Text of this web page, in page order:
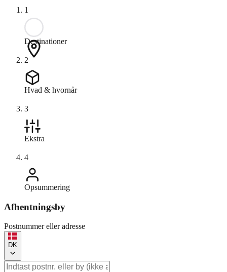
1
Destinationer
2
Hvad & hvornår
3
Ekstra
4
Opsummering
Afhentningsby
Postnummer eller adresse
DK